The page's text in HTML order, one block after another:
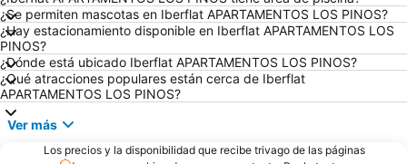
¿Se permiten mascotas en Iberflat APARTAMENTOS LOS PINOS?
¿Hay estacionamiento disponible en Iberflat APARTAMENTOS LOS
PINOS?
¿Dónde está ubicado Iberflat APARTAMENTOS LOS PINOS?
¿Qué atracciones populares están cerca de Iberflat
APARTAMENTOS LOS PINOS?
Ver más
Los precios y la disponibilidad que recibe trivago de las páginas